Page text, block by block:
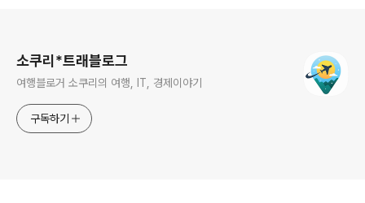
소쿠리*트래블로그
여행블로거 소쿠리의 여행, IT, 경제이야기
구독하기